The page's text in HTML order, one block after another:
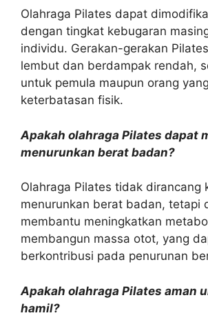
Olahraga Pilates dapat
dengan tingkat kebugaran
individu. Gerakan-gerakan
lembut dan berdampak rendah,
untuk pemula maupun orang
keterbatasan fisik.
Apakah olahraga Pilates dapat
menurunkan berat badan?
Olahraga Pilates tidak dirancang
menurunkan berat badan, tetapi
membantu meningkatkan
membangun massa otot, yang
berkontribusi pada penurunan
Apakah olahraga Pilates aman
hamil?